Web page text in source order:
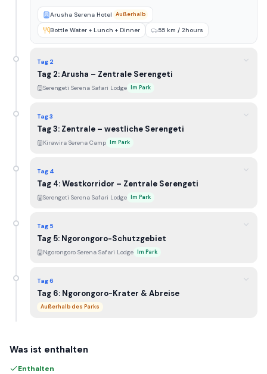
Arusha Serena Hotel Außerhalb
Bottle Water + Lunch + Dinner 55 km / 2hours
Tag 2
Tag 2: Arusha – Zentrale Serengeti
Serengeti Serena Safari Lodge Im Park
Tag 3
Tag 3: Zentrale – westliche Serengeti
Kirawira Serena Camp Im Park
Tag 4
Tag 4: Westkorridor – Zentrale Serengeti
Serengeti Serena Safari Lodge Im Park
Tag 5
Tag 5: Ngorongoro-Schutzgebiet
Ngorongoro Serena Safari Lodge Im Park
Tag 6
Tag 6: Ngorongoro-Krater & Abreise
Außerhalb des Parks
Was ist enthalten
Enthalten